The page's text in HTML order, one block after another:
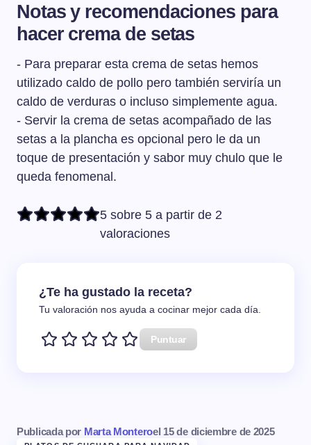
Notas y recomendaciones para
hacer crema de setas
- Para preparar esta crema de setas hemos
utilizado caldo de pollo pero también serviría un
caldo de verduras o incluso simplemente agua.
- Servir la crema de setas acompañado de las
setas a la plancha es opcional pero le da un
toque de presentación y sabor muy chulo que le
queda fenomenal.
5 sobre 5 a partir de 2
valoraciones
¿Te ha gustado la receta?
Tu valoración nos ayuda a cocinar mejor cada día.
Puntuar
Publicada por Marta Monteroel 15 de diciembre de 2025